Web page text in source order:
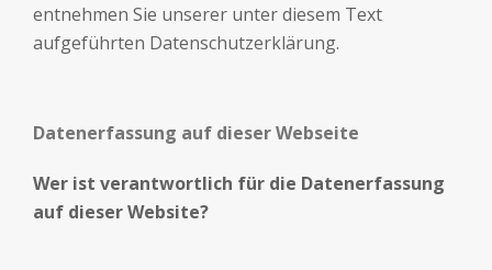
entnehmen Sie unserer unter diesem Text
aufgeführten Datenschutzerklärung.
Datenerfassung auf dieser Webseite
Wer ist verantwortlich für die Datenerfassung
auf dieser Website?